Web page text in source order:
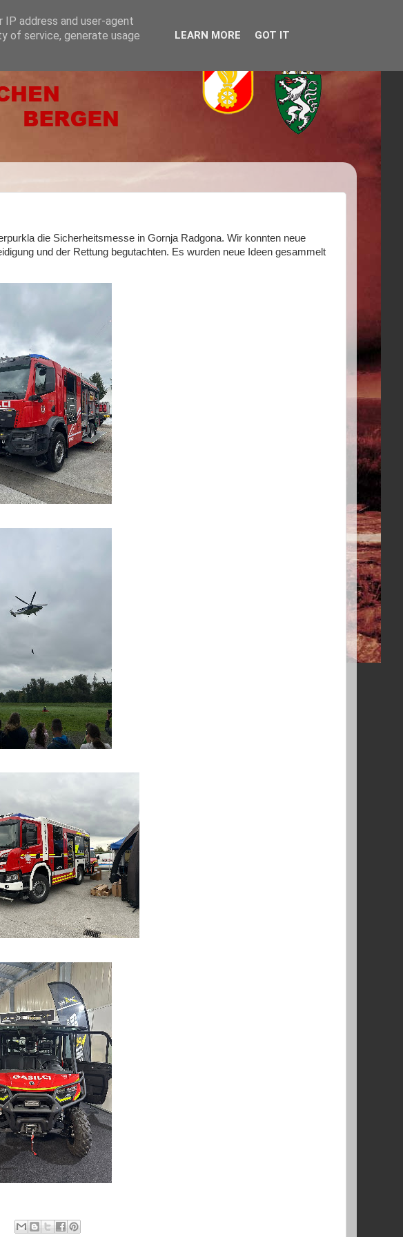
die Sicherheitsmesse in Gornja Radgona. Wir konnten neue
und der Rettung begutachten. Es wurden neue Ideen gesammelt
address and user-agent
of service, generate usage
LEARN MORE GOT IT